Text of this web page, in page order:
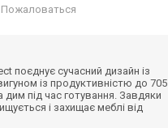
Пожаловаться
поєднує сучасний дизайн із
із продуктивністю до 705
під час готування. Завдяки
і захищає меблі від